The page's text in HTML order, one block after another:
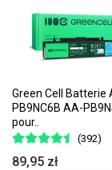
Green Cell Batterie
PB9NC6B AA-
pour..
(392)
89,95 zł